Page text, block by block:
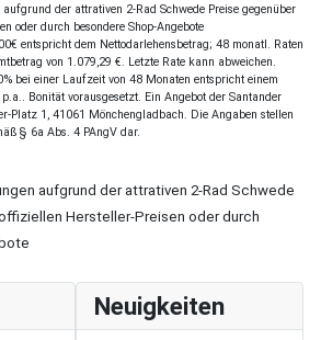
der attrativen 2-Rad Schwede Preise gegenüber
oder durch besondere Shop-Angebote
entspricht dem Nettodarlehensbetrag; 48 monatl. Raten
von 1.079,29 €. Letzte Rate kann abweichen.
bei einer Laufzeit von 48 Monaten entspricht einem
Bonität vorausgesetzt. Ein Angebot der Santander
Platz 1, 41061 Mönchengladbach. Die Angaben stellen
§ 6a Abs. 4 PAngV dar.
aufgrund der attrativen 2-Rad Schwede
Hersteller-Preisen oder durch
Neuigkeiten